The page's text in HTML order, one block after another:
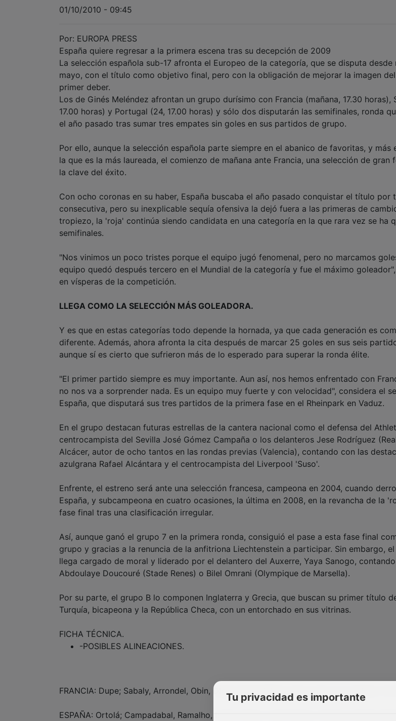
01/10/2010 - 09:45
Por: EUROPA PRESS
España quiere regresar a la primera escena tras su decepción de 2009
La selección española sub-17 afronta el Europeo de la categoría, que se disputa desde
mayo, con el título como objetivo final, pero con la obligación de mejorar la imagen
primer deber.
Los de Ginés Meléndez afrontan un grupo durísimo con Francia (mañana, 17.30 horas),
17.00 horas) y Portugal (24, 17.00 horas) y sólo dos disputarán las semifinales, ronda
el año pasado tras sumar tres empates sin goles en sus partidos de grupo.
Por ello, aunque la selección española parte siempre en el abanico de favoritas, y más
la que es la más laureada, el comienzo de mañana ante Francia, una selección de gran
la clave del éxito.
Con ocho coronas en su haber, España buscaba el año pasado conquistar el título por
consecutiva, pero su inexplicable sequía ofensiva la dejó fuera a las primeras de
tropiezo, la 'roja' continúa siendo candidata en una categoría en la que rara vez se ha
semifinales.
"Nos vinimos un poco tristes porque el equipo jugó fenomenal, pero no marcamos
equipo quedó después tercero en el Mundial de la categoría y fue el máximo
en vísperas de la competición.
LLEGA COMO LA SELECCIÓN MÁS GOLEADORA.
Y es que en estas categorías todo depende la hornada, ya que cada generación es
diferente. Además, ahora afronta la cita después de marcar 25 goles en sus seis
aunque sí es cierto que sufrieron más de lo esperado para superar la ronda élite.
"El primer partido siempre es muy importante. Aun así, nos hemos enfrentado con
no nos va a sorprender nada. Es un equipo muy fuerte y con velocidad", considera el
España, que disputará sus tres partidos de la primera fase en el Rheinpark en Vaduz.
En el grupo destacan futuras estrellas de la cantera nacional como el defensa del
centrocampista del Sevilla José Gómez Campaña o los delanteros Jese Rodríguez
Alcácer, autor de ocho tantos en las rondas previas (Valencia), contando con las
azulgrana Rafael Alcántara y el centrocampista del Liverpool 'Suso'.
Enfrente, el estreno será ante una selección francesa, campeona en 2004, cuando
España, y subcampeona en cuatro ocasiones, la última en 2008, en la revancha de la
fase final tras una clasificación irregular.
Así, aunque ganó el grupo 7 en la primera ronda, consiguió el pase a esta fase final
grupo y gracias a la renuncia de la anfitriona Liechtenstein a participar. Sin embargo,
llega cargado de moral y liderado por el delantero del Auxerre, Yaya Sanogo,
Abdoulaye Doucouré (Stade Renes) o Bilel Omrani (Olympique de Marsella).
Por su parte, el grupo B lo componen Inglaterra y Grecia, que buscan su primer título
Turquía, bicapeona y la República Checa, con un entorchado en sus vitrinas.
FICHA TÉCNICA.
-POSIBLES ALINEACIONES.
FRANCIA: Dupe; Sabaly, Arrondel, Obin, Digne; Rosenfelder, Sorin, Doucore, Deligni,
ESPAÑA: Ortolá; Campadabal, Ramalho, Israel, Galas; José Gómez, Hervias, Darder,
Tu privacidad es importante